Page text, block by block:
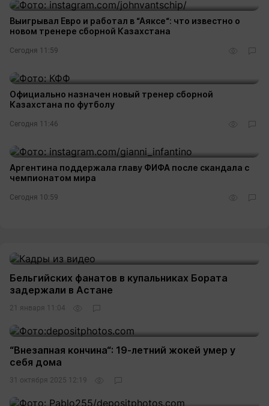
Выигрывал Евро и работал в “Аяксе“: что известно о
новом тренере сборной Казахстана
Сегодня 11:59
Официально назначен новый тренер сборной
Казахстана по футболу
Сегодня 11:46
Аргентина поддержала главу ФИФА после скандала с
чемпионатом мира
Сегодня 10:59
Бельгийских фанатов в купальниках Бората
задержали в Астане
21 января 11:04
“Внезапная кончина“: 19-летний жокей умер у
себя дома
31 октября 2025 12:19